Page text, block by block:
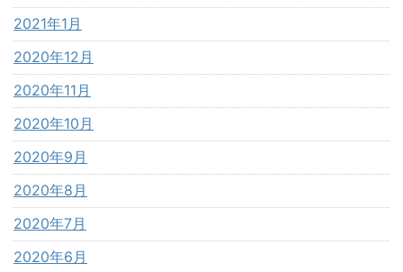
2021年1月
2020年12月
2020年11月
2020年10月
2020年9月
2020年8月
2020年7月
2020年6月